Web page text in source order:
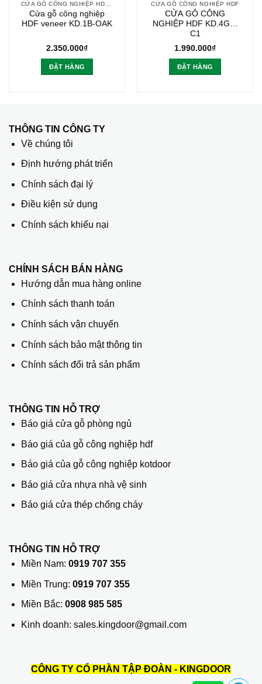
CỬA GỖ CÔNG NGHIỆP HDF VENEER
Cửa gỗ công nghiệp
HDF veneer KD.1B-OAK
2.350.000₫
ĐẶT HÀNG
CỬA GỖ CÔNG NGHIỆP HDF
CỬA GỖ CÔNG
NGHIỆP HDF KD.4G2-
C1
1.990.000₫
ĐẶT HÀNG
THÔNG TIN CÔNG TY
Về chúng tôi
Định hướng phát triển
Chính sách đại lý
Điều kiện sử dụng
Chính sách khiếu nại
CHÍNH SÁCH BÁN HÀNG
Hướng dẫn mua hàng online
Chính sách thanh toán
Chính sách vận chuyển
Chính sách bảo mật thông tin
Chính sách đổi trả sản phẩm
THÔNG TIN HỖ TRỢ
Báo giá cửa gỗ phòng ngủ
Báo giá của gỗ công nghiệp hdf
Báo giá của gỗ công nghiệp kotdoor
Báo giá cửa nhựa nhà vệ sinh
Báo giá cửa thép chống cháy
THÔNG TIN HỖ TRỢ
Miền Nam: 0919 707 355
Miền Trung: 0919 707 355
Miền Bắc: 0908 985 585
Kinh doanh: sales.kingdoor@gmail.com
CÔNG TY CỔ PHẦN TẬP ĐOÀN - KINGDOOR